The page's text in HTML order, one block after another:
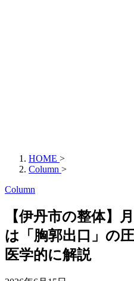
HOME >
Column >
Column
【伊丹市の整体】
は「胸郭出口」の
医学的に解説